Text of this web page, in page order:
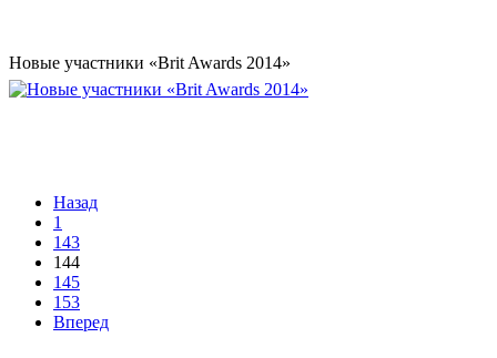
Новые участники «Brit Awards 2014»
Назад
1
143
144
145
153
Вперед